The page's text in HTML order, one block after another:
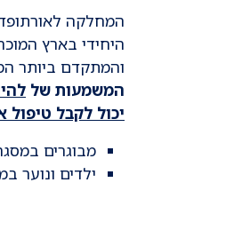
המחלקה
היחידי בארץ
והמתקדם ביותר
המשמעות של
יכול לקבל טיפול
מבוגרים
ילדים ונוער